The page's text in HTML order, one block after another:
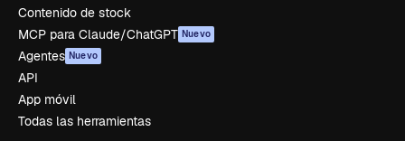
Contenido de stock
MCP para Claude/ChatGPT Nuevo
Agentes Nuevo
API
App móvil
Todas las herramientas